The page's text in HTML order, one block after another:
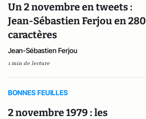
Un 2 novembre en tweets :
Jean-Sébastien Ferjou en 280
caractères
Jean-Sébastien Ferjou
1 min de lecture
BONNES FEUILLES
2 novembre 1979 : les